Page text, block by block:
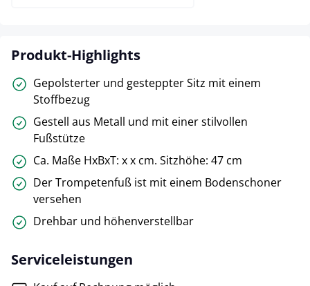
Produkt-Highlights
Gepolsterter und gesteppter Sitz mit einem
Stoffbezug
Gestell aus Metall und mit einer stilvollen
Fußstütze
Ca. Maße HxBxT: x x cm. Sitzhöhe: 47 cm
Der Trompetenfuß ist mit einem Bodenschoner
versehen
Drehbar und höhenverstellbar
Serviceleistungen